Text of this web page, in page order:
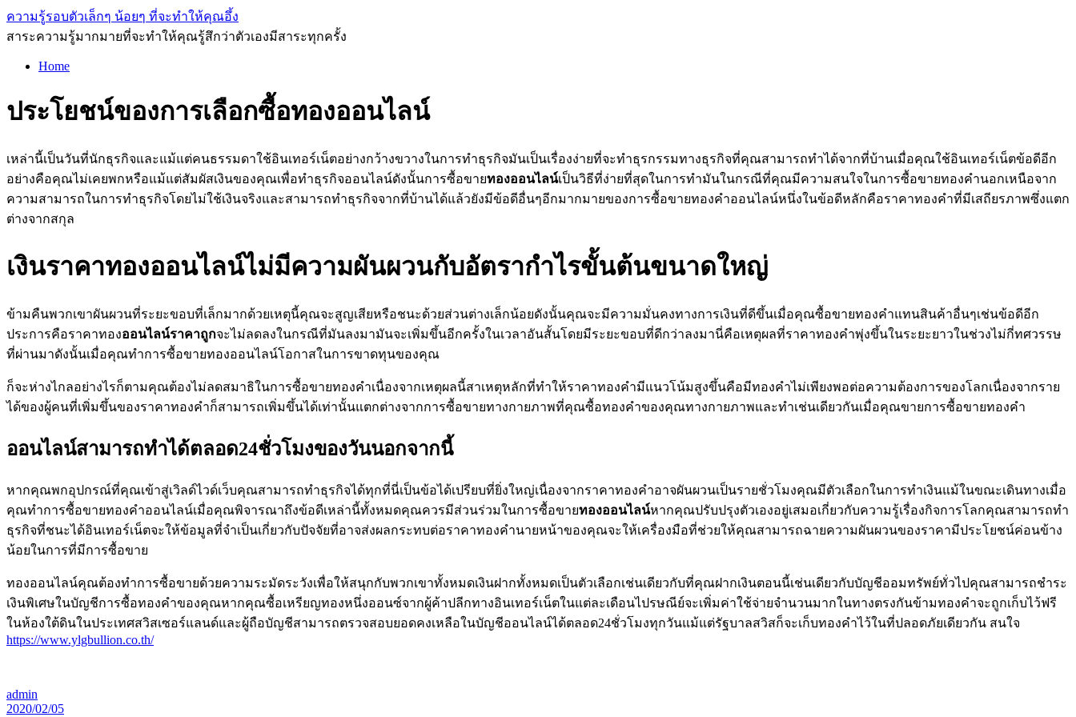
ความรู้รอบตัวเล็กๆ น้อยๆ ที่จะทำให้คุณอึ้ง
สาระความรู้มากมายที่จะทำให้คุณรู้สึกว่าตัวเองมีสาระทุกครั้ง
Home
ประโยชน์ของการเลือกซื้อทองออนไลน์
เหล่านี้เป็นวันที่นักธุรกิจและแม้แต่คนธรรมดาใช้อินเทอร์เน็ตอย่างกว้างขวางในการทำธุรกิจมันเป็นเรื่องง่ายที่จะทำธุรกรรมทางธุรกิจที่คุณสามารถทำได้จากที่บ้านเมื่อคุณใช้อินเทอร์เน็ตข้อดีอีก
อย่างคือคุณไม่เคยพกหรือแม้แต่สัมผัสเงินของคุณเพื่อทำธุรกิจออนไลน์ดังนั้นการซื้อขายทองออนไลน์เป็นวิธีที่ง่ายที่สุดในการทำมันในกรณีที่คุณมีความสนใจในการซื้อขายทองคำนอกเหนือจาก
ความสามารถในการทำธุรกิจโดยไม่ใช้เงินจริงและสามารถทำธุรกิจจากที่บ้านได้แล้วยังมีข้อดีอื่นๆอีกมากมายของการซื้อขายทองคำออนไลน์หนึ่งในข้อดีหลักคือราคาทองคำที่มีเสถียรภาพซึ่งแตก
ต่างจากสกุล
เงินราคาทองออนไลน์ไม่มีความผันผวนกับอัตรากำไรขั้นต้นขนาดใหญ่
ข้ามคืนพวกเขาผันผวนที่ระยะขอบที่เล็กมากด้วยเหตุนี้คุณจะสูญเสียหรือชนะด้วยส่วนต่างเล็กน้อยดังนั้นคุณจะมีความมั่นคงทางการเงินที่ดีขึ้นเมื่อคุณซื้อขายทองคำแทนสินค้าอื่นๆเช่นข้อดีอีก
ประการคือราคาทองออนไลน์ราคาถูกจะไม่ลดลงในกรณีที่มันลงมามันจะเพิ่มขึ้นอีกครั้งในเวลาอันสั้นโดยมีระยะขอบที่ดีกว่าลงมานี่คือเหตุผลที่ราคาทองคำพุ่งขึ้นในระยะยาวในช่วงไม่กี่ทศวรรษ
ที่ผ่านมาดังนั้นเมื่อคุณทำการซื้อขายทองออนไลน์โอกาสในการขาดทุนของคุณ
ก็จะห่างไกลอย่างไรก็ตามคุณต้องไม่ลดสมาธิในการซื้อขายทองคำเนื่องจากเหตุผลนี้สาเหตุหลักที่ทำให้ราคาทองคำมีแนวโน้มสูงขึ้นคือมีทองคำไม่เพียงพอต่อความต้องการของโลกเนื่องจากราย
ได้ของผู้คนที่เพิ่มขึ้นของราคาทองคำก็สามารถเพิ่มขึ้นได้เท่านั้นแตกต่างจากการซื้อขายทางกายภาพที่คุณซื้อทองคำของคุณทางกายภาพและทำเช่นเดียวกันเมื่อคุณขายการซื้อขายทองคำ
ออนไลน์สามารถทำได้ตลอด24ชั่วโมงของวันนอกจากนี้
หากคุณพกอุปกรณ์ที่คุณเข้าสู่เวิลด์ไวด์เว็บคุณสามารถทำธุรกิจได้ทุกที่นี่เป็นข้อได้เปรียบที่ยิ่งใหญ่เนื่องจากราคาทองคำอาจผันผวนเป็นรายชั่วโมงคุณมีตัวเลือกในการทำเงินแม้ในขณะเดินทางเมื่อ
คุณทำการซื้อขายทองคำออนไลน์เมื่อคุณพิจารณาถึงข้อดีเหล่านี้ทั้งหมดคุณควรมีส่วนร่วมในการซื้อขายทองออนไลน์หากคุณปรับปรุงตัวเองอยู่เสมอเกี่ยวกับความรู้เรื่องกิจการโลกคุณสามารถทำ
ธุรกิจที่ชนะได้อินเทอร์เน็ตจะให้ข้อมูลที่จำเป็นเกี่ยวกับปัจจัยที่อาจส่งผลกระทบต่อราคาทองคำนายหน้าของคุณจะให้เครื่องมือที่ช่วยให้คุณสามารถฉายความผันผวนของราคามีประโยชน์ค่อนข้าง
น้อยในการที่มีการซื้อขาย
ทองออนไลน์คุณต้องทำการซื้อขายด้วยความระมัดระวังเพื่อให้สนุกกับพวกเขาทั้งหมดเงินฝากทั้งหมดเป็นตัวเลือกเช่นเดียวกับที่คุณฝากเงินตอนนี้เช่นเดียวกับบัญชีออมทรัพย์ทั่วไปคุณสามารถชำระ
เงินพิเศษในบัญชีการซื้อทองคำของคุณหากคุณซื้อเหรียญทองหนึ่งออนซ์จากผู้ค้าปลีกทางอินเทอร์เน็ตในแต่ละเดือนไปรษณีย์จะเพิ่มค่าใช้จ่ายจำนวนมากในทางตรงกันข้ามทองคำจะถูกเก็บไว้ฟรี
ในห้องใต้ดินในประเทศสวิสเซอร์แลนด์และผู้ถือบัญชีสามารถตรวจสอบยอดคงเหลือในบัญชีออนไลน์ได้ตลอด24ชั่วโมงทุกวันแม้แต่รัฐบาลสวิสก็จะเก็บทองคำไว้ในที่ปลอดภัยเดียวกัน สนใจ
https://www.ylgbullion.co.th/
admin
2020/02/05